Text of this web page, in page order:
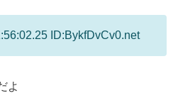
ID:BykfDvCv0.net
よ